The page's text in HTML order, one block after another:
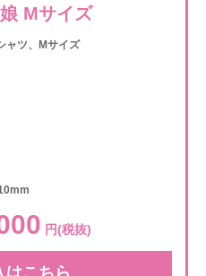
Mサイズ
ャツ、Mサイズ
円(税抜)
はこちら